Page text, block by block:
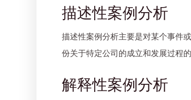
描述性案例分析
描述性案例分析主要是对某个事件
份关于特定公司的成立和发展过程
解释性案例分析